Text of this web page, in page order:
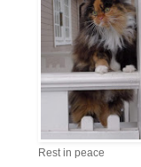
Rest in peace